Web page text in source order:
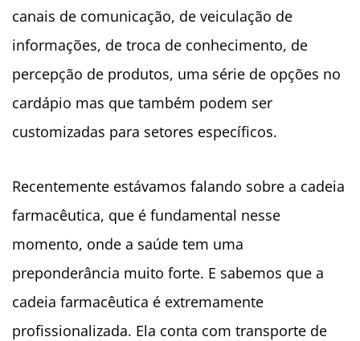
canais de comunicação, de veiculação de
informações, de troca de conhecimento, de
percepção de produtos, uma série de opções no
cardápio mas que também podem ser
customizadas para setores específicos.
Recentemente estávamos falando sobre a cadeia
farmacêutica, que é fundamental nesse
momento, onde a saúde tem uma
preponderância muito forte. E sabemos que a
cadeia farmacêutica é extremamente
profissionalizada. Ela conta com transporte de